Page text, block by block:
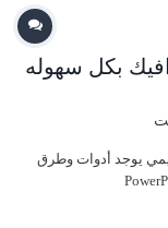
بكل سهوله
يوجد أدوات وطرق